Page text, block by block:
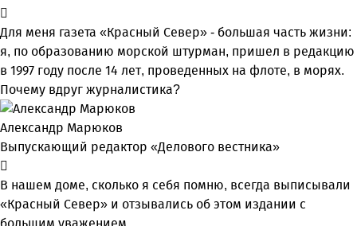
Для меня газета «Красный Север» - большая часть жизни:
я, по образованию морской штурман, пришел в редакцию
в 1997 году после 14 лет, проведенных на флоте, в морях.
Почему вдруг журналистика?
Александр Марюков
Выпускающий редактор «Делового вестника»
В нашем доме, сколько я себя помню, всегда выписывали
«Красный Север» и отзывались об этом издании с